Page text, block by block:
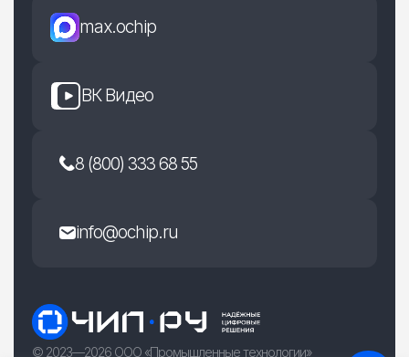
max.ochip
ВК Видео
8 (800) 333 68 55
info@ochip.ru
© 2023—2026 ООО «Промышленные технологии»